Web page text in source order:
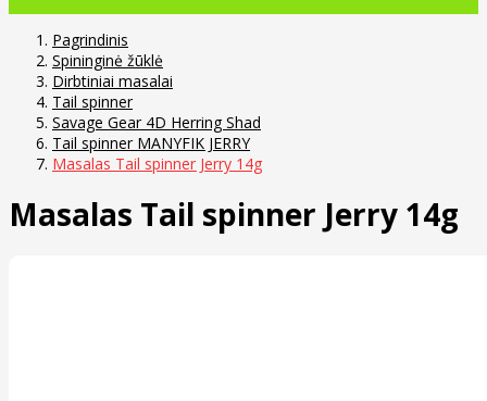
Pagrindinis
Spininginė žūklė
Dirbtiniai masalai
Tail spinner
Savage Gear 4D Herring Shad
Tail spinner MANYFIK JERRY
Masalas Tail spinner Jerry 14g
Masalas Tail spinner Jerry 14g